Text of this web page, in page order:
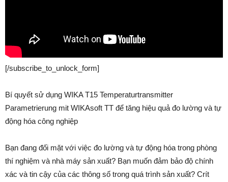
[/subscribe_to_unlock_form]
Bí quyết sử dụng WIKA T15 Temperaturtransmitter
Parametrierung mit WIKAsoft TT để tăng hiệu quả đo lường và tự
động hóa công nghiệp
Bạn đang đối mặt với việc đo lường và tự động hóa trong phòng
thí nghiệm và nhà máy sản xuất? Bạn muốn đảm bảo độ chính
xác và tin cậy của các thông số trong quá trình sản xuất? Crít